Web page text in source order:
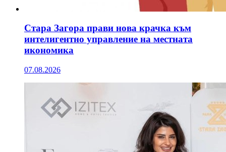
Стара Загора прави нова крачка към
интелигентно управление на местната
икономика
07.08.2026